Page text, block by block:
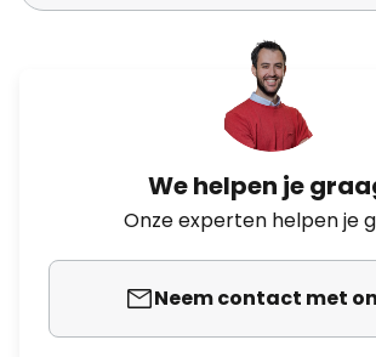
We helpen je
Onze experten helpen je
Neem contact met